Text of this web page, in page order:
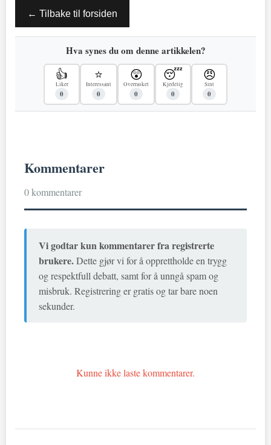
← Tilbake til forsiden
Hva synes du om denne artikkelen?
👍
Liker
0
⭐
Interessant
0
😲
Overrasket
0
😴
Kjedelig
0
😠
Sint
0
Kommentarer
0 kommentarer
Vi godtar kun kommentarer fra registrerte
brukere.Dette gjør vi for å opprettholde en trygg
og respektfull debatt, samt for å unngå spam og
misbruk. Registrering er gratis og tar bare noen
sekunder.
Kunne ikke laste kommentarer.